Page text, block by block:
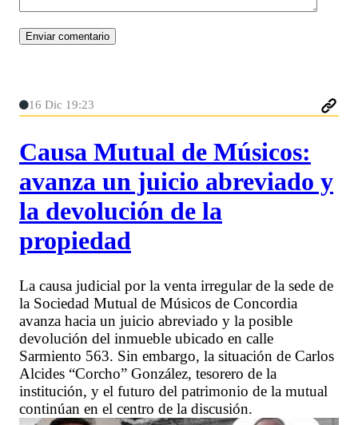
16 Dic 19:23
Causa Mutual de Músicos:
avanza un juicio abreviado y
la devolución de la
propiedad
La causa judicial por la venta irregular de la sede de
la Sociedad Mutual de Músicos de Concordia
avanza hacia un juicio abreviado y la posible
devolución del inmueble ubicado en calle
Sarmiento 563. Sin embargo, la situación de Carlos
Alcides “Corcho” González, tesorero de la
institución, y el futuro del patrimonio de la mutual
continúan en el centro de la discusión.